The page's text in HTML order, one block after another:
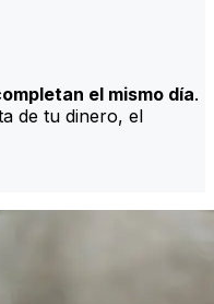
el mismo día.
de tu dinero, el